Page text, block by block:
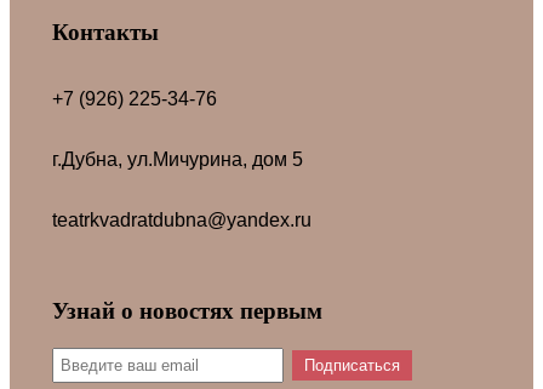
Контакты
+7 (926) 225-34-76
г.Дубна, ул.Мичурина, дом 5
teatrkvadratdubna@yandex.ru
Узнай о новостях первым
Подписаться